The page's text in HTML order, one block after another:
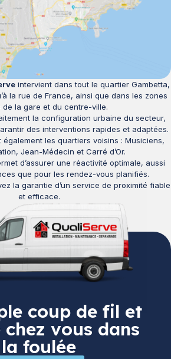
intervient dans tout le quartier Gambetta,
la rue de France, ainsi que dans les zones
de la gare et du centre-ville.
la configuration urbaine du secteur,
des interventions rapides et adaptées.
les quartiers voisins : Musiciens,
Jean-Médecin et Carré d’Or.
d’assurer une réactivité optimale, aussi
que pour les rendez-vous planifiés.
la garantie d’un service de proximité fiable
et efficace.
coup de fil et
vous dans
la foulée